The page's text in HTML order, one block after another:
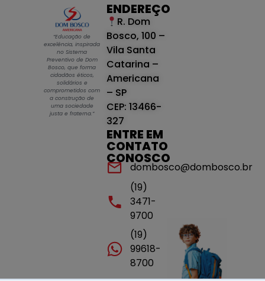
“Educação de
excelência, inspirada
no Sistema
Preventivo de Dom
Bosco, que forma
cidadãos éticos,
solidários e
comprometidos com
a construção de
uma sociedade
justa e fraterna.”
ENDEREÇO
R. Dom
Bosco, 100 –
Vila Santa
Catarina –
Americana
– SP
CEP: 13466-
327
ENTRE EM
CONTATO
CONOSCO
dombosco@dombosco.br
(19)
3471-
9700
(19)
99618-
8700